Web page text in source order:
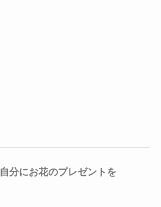
自分にお花のプレゼントを